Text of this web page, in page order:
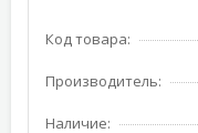
Код товара:
Производитель:
Наличие: